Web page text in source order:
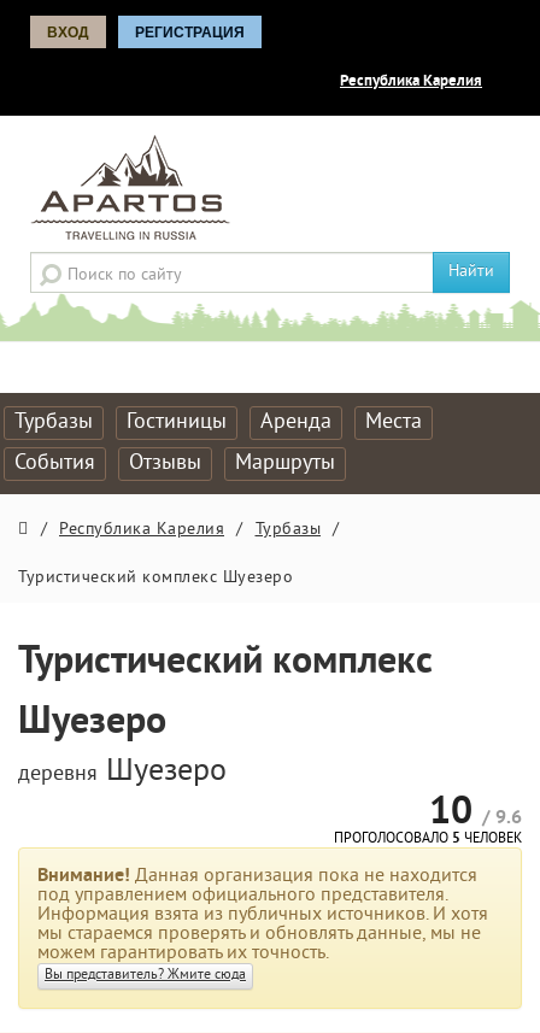
ВХОД РЕГИСТРАЦИЯ
Республика Карелия
Найти
Турбазы Гостиницы Аренда
Места
События
Отзывы Маршруты
/ Республика Карелия / Турбазы /
Туристический комплекс Шуезеро
Туристический комплекс
Шуезеро
деревня Шуезеро
10 / 9.6
ПРОГОЛОСОВАЛО 5 ЧЕЛОВЕК
Внимание! Данная организация пока не находится
под управлением официального представителя.
Информация взята из публичных источников. И хотя
мы стараемся проверять и обновлять данные, мы не
можем гарантировать их точность.
Вы представитель? Жмите сюда